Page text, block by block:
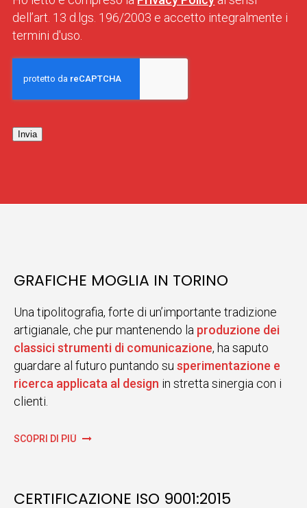
dell’art. 13 d.lgs. 196/2003 e accetto integralmente i
termini d'uso.
Invia
GRAFICHE MOGLIA IN TORINO
Una tipolitografia, forte di un’importante tradizione
artigianale, che pur mantenendo la produzione dei
classici strumenti di comunicazione, ha saputo
guardare al futuro puntando su sperimentazione e
ricerca applicata al design in stretta sinergia con i
clienti.
SCOPRI DI PIÙ
CERTIFICAZIONE ISO 9001:2015